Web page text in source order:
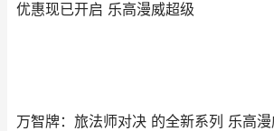
优惠现已开启 乐高漫威超级
万智牌：旅法师对决 的全新系列 乐高